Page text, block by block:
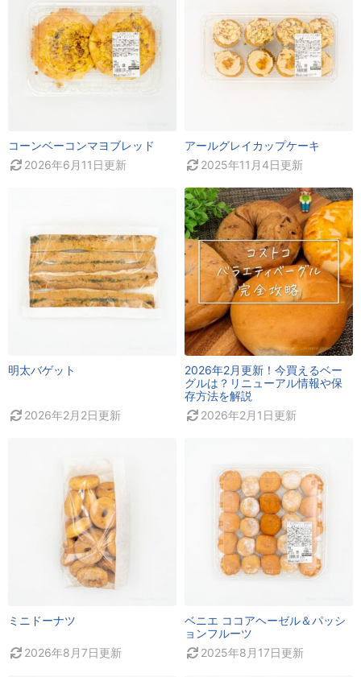
コーンベーコンマヨブレッド
2026年6月11日更新
アールグレイカップケーキ
2025年11月4日更新
明太バゲット
2026年2月2日更新
2026年2月更新！今買えるベー
グルは？リニューアル情報や保
存方法を解説
2026年2月1日更新
ミニドーナツ
2026年8月7日更新
ベニエ ココアヘーゼル＆パッシ
ョンフルーツ
2025年8月17日更新